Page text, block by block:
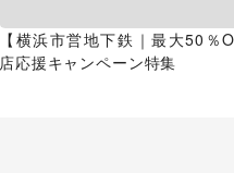
【横浜市営地下鉄｜最大50％
店応援キャンペーン特集